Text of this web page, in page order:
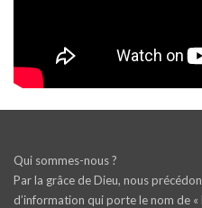
Qui sommes-nous ?
Par la grâce de Dieu, nous
d’information qui porte le nom de «